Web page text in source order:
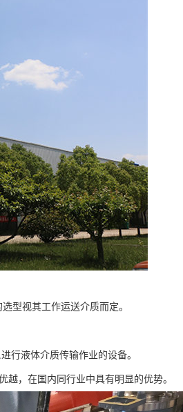
型视其工作运送介质而定。
行液体介质传输作业的设备。
，在国内同行业中具有明显的优势。